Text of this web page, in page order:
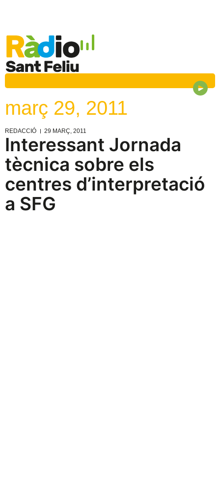
març 29, 2011
REDACCIÓ 29 MARÇ, 2011
Interessant Jornada
tècnica sobre els
centres d’interpretació
a SFG